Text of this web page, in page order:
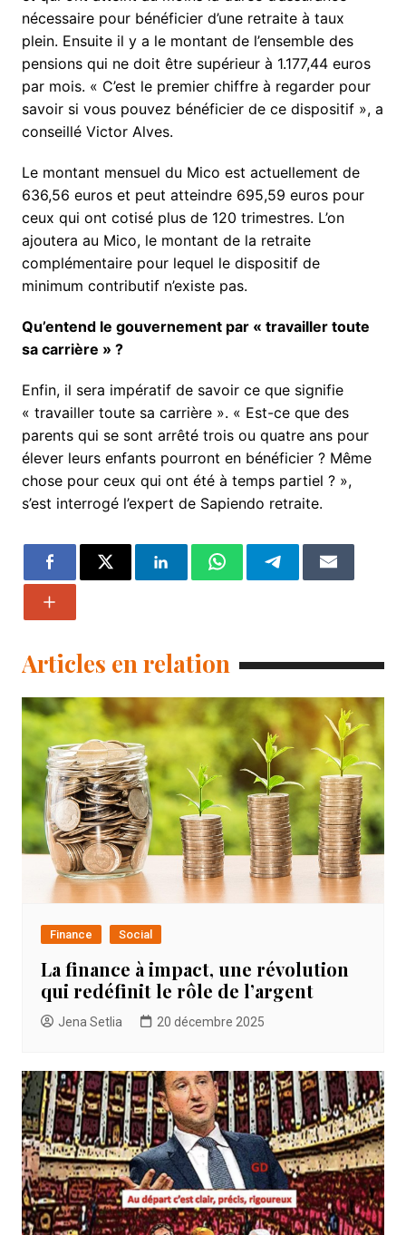
nécessaire pour bénéficier d’une retraite à taux
plein. Ensuite il y a le montant de l’ensemble des
pensions qui ne doit être supérieur à 1.177,44 euros
par mois. « C’est le premier chiffre à regarder pour
savoir si vous pouvez bénéficier de ce dispositif », a
conseillé Victor Alves.
Le montant mensuel du Mico est actuellement de
636,56 euros et peut atteindre 695,59 euros pour
ceux qui ont cotisé plus de 120 trimestres. L’on
ajoutera au Mico, le montant de la retraite
complémentaire pour lequel le dispositif de
minimum contributif n’existe pas.
Qu’entend le gouvernement par « travailler toute
sa carrière » ?
Enfin, il sera impératif de savoir ce que signifie
« travailler toute sa carrière ». « Est-ce que des
parents qui se sont arrêté trois ou quatre ans pour
élever leurs enfants pourront en bénéficier ? Même
chose pour ceux qui ont été à temps partiel ? »,
s’est interrogé l’expert de Sapiendo retraite.
Articles en relation
Finance Social
La finance à impact, une révolution
qui redéfinit le rôle de l’argent
Jena Setlia 20 décembre 2025